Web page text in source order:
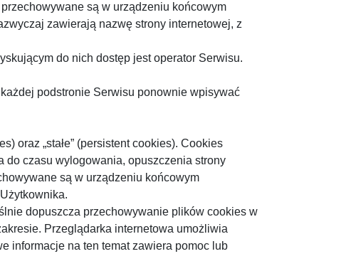
są w urządzeniu końcowym
zawierają nazwę strony internetowej, z
do nich dostęp jest operator Serwisu.
podstronie Serwisu ponownie wpisywać
oraz „stałe” (persistent cookies). Cookies
do czasu wylogowania, opuszczenia strony
są w urządzeniu końcowym
dopuszcza przechowywanie plików cookies w
Przeglądarka internetowa umożliwia
informacje na ten temat zawiera pomoc lub